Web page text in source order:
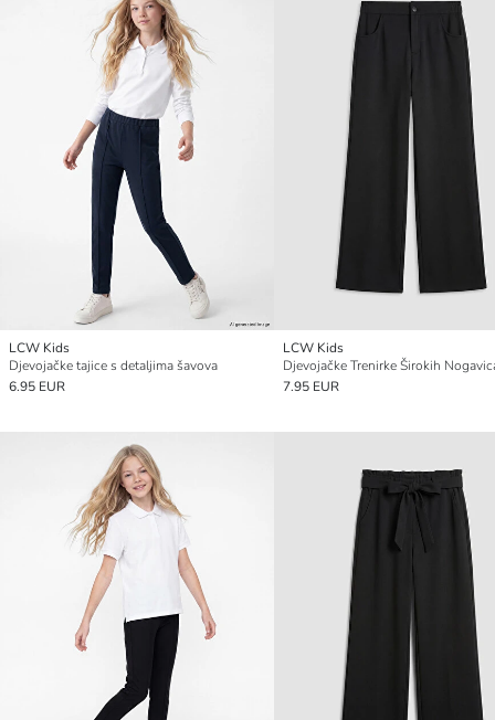
LCW Kids
Djevojačke tajice s detaljima šavova
6.95 EUR
LCW Kids
Djevojačke Trenirke Širokih
7.95 EUR